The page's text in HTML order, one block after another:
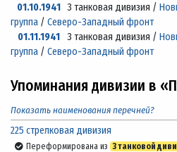
01.10.1941 3 танковая дивизия /
группа / Северо-Западный фронт
01.11.1941 3 танковая дивизия /
группа / Северо-Западный фронт
Упоминания дивизии в
Показать наименования перечней?
225 стрелковая дивизия
Переформирована из 3 танковой